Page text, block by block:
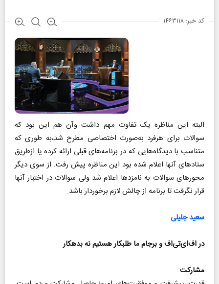
کد خبر: ۱۴۶۳۱۱۸
البته این مناظره یک تفاوت مهم داشت وآن هم این بود که
سوالات برای هرفرد به‌صورت اختصاصی‌ مطرح شد،به طوری که
متناسب با دیدگاه‌هایی که در برنامه‌های قبلی ارائه کرده یا ازطریق
ستادهای آنها اعلام شده بود این مناظره پیش رفت. از سوی دیگر
محورهای سوالات به نامزدها اعلام شد ولی سوالات در اختیار آنها
قرار نگرفت تا برنامه از چالش لازم برخوردار باشد.
سعید جلیلی
در اف‌ای‌تی‌اف و برجام ما طلبکار هستیم نه بدهکار
مشارکت